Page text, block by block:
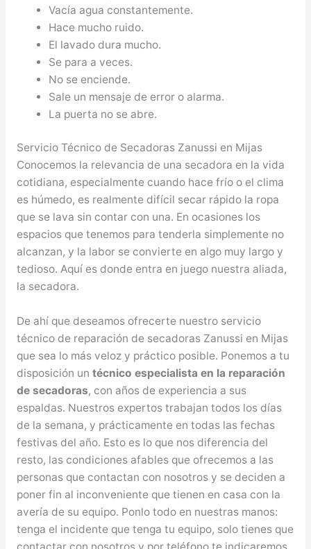
Vacía agua constantemente.
Hace mucho ruido.
El lavado dura mucho.
Se para a veces.
No se enciende.
Sale un mensaje de error o alarma.
La puerta no se abre.
Servicio Técnico de Secadoras Zanussi en Mijas
Conocemos la relevancia de una secadora en la vida
cotidiana, especialmente cuando hace frío o el clima
es húmedo, es realmente difícil secar rápido la ropa
que se lava sin contar con una. En ocasiones los
espacios que tenemos para tenderla simplemente no
alcanzan, y la labor se convierte en algo muy largo y
tedioso. Aquí es donde entra en juego nuestra aliada,
la secadora.
De ahí que deseamos ofrecerte nuestro servicio
técnico de reparación de secadoras Zanussi en Mijas
que sea lo más veloz y práctico posible. Ponemos a tu
disposición un técnico especialista en la reparación
de secadoras, con años de experiencia a sus
espaldas. Nuestros expertos trabajan todos los días
de la semana, y prácticamente en todas las fechas
festivas del año. Esto es lo que nos diferencia del
resto, las condiciones afables que ofrecemos a las
personas que contactan con nosotros y se deciden a
poner fin al inconveniente que tienen en casa con la
avería de su equipo. Ponlo todo en nuestras manos:
tenga el incidente que tenga tu equipo, solo tienes que
contactar con nosotros y por teléfono te indicaremos